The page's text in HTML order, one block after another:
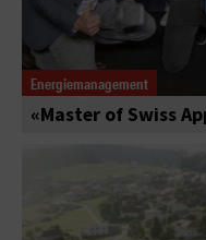
Energiemanagement
«Master of Swiss